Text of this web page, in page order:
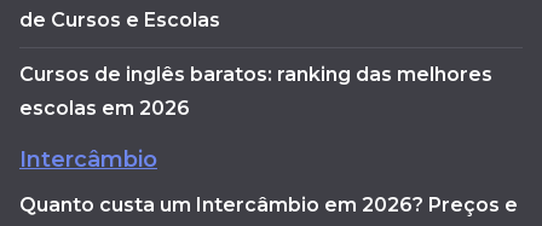
de Cursos e Escolas
Cursos de inglês baratos: ranking das melhores
escolas em 2026
Intercâmbio
Quanto custa um Intercâmbio em 2026? Preços e